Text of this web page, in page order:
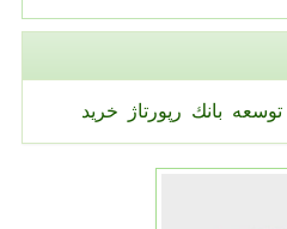
توسعه بانك رپورتاژ خرید